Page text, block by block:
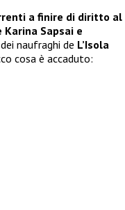
a finire di diritto al
Sapsai e
naufraghi de L’Isola
cosa è accaduto: